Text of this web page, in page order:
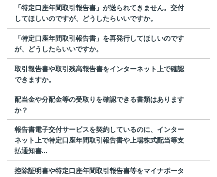
「特定口座年間取引報告書」が送られてきません。交付
してほしいのですが、どうしたらいいですか。
「特定口座年間取引報告書」を再発行してほしいのです
が、どうしたらいいですか。
取引報告書や取引残高報告書をインターネット上で確認
できますか。
配当金や分配金等の受取りを確認できる書類はあります
か？
報告書電子交付サービスを契約しているのに、インター
ネット上で特定口座年間取引報告書や上場株式配当等支
払通知書...
控除証明書や特定口座年間取引報告書等をマイナポータ